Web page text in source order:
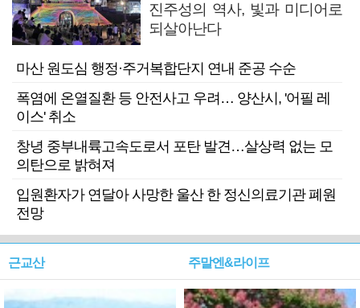
진주성의 역사, 빛과 미디어로
되살아난다
마산 원도심 행정·주거복합단지 연내 준공 수순
폭염에 온열질환 등 안전사고 우려… 양산시, '어필 레
이스' 취소
창녕 중부내륙고속도로서 포탄 발견…살상력 없는 모
의탄으로 밝혀져
입원환자가 연달아 사망한 울산 한 정신의료기관 폐원
전망
근교산 주말엔&라이프